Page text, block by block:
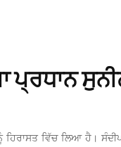
ਪ੍ਰਧਾਨ
ਹਿਰਾਸਤ ਵਿੱਚ ਲਿਆ ਹੈ।